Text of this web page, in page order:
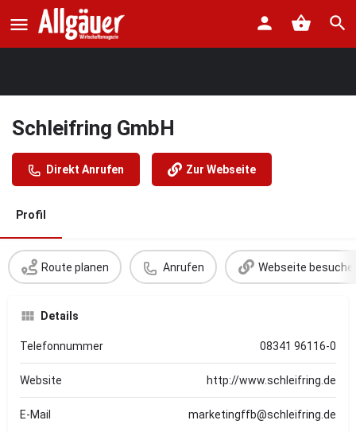
Schleifring GmbH
Direkt Anrufen Zur Webseite
Profil
Route planen Anrufen Webseite
Details
Telefonnummer 08341 96116-0
Website http://www.schleifring.de
E-Mail marketingffb@schleifring.de